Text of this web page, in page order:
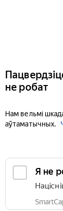
не робат
Нам вельмі
аўтаматычных.
Я не